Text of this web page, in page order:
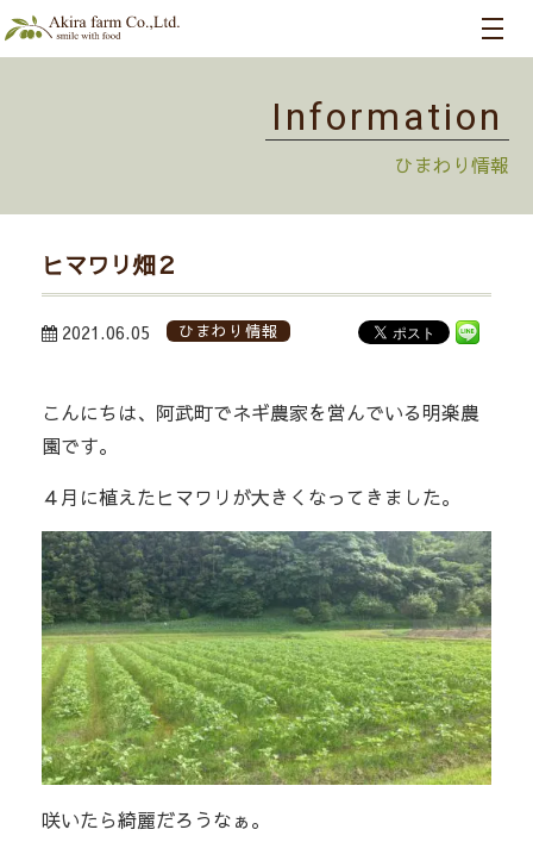
Information
ひまわり情報
ヒマワリ畑２
2021.06.05 ひまわり情報
こんにちは、阿武町でネギ農家を営んでいる明楽農
園です。
４月に植えたヒマワリが大きくなってきました。
咲いたら綺麗だろうなぁ。